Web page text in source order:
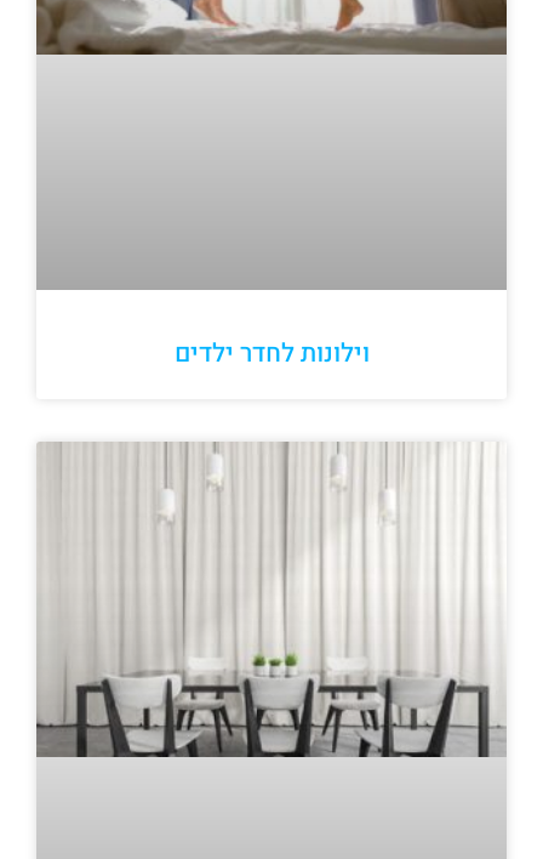
וילונות לחדר ילדים